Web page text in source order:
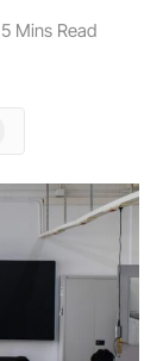
5 Mins Read